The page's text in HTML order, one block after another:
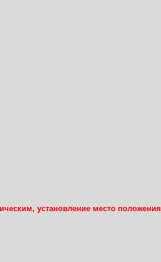
установление место положения